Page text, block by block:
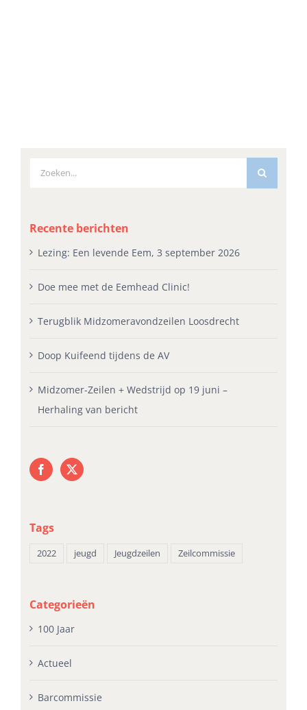
Zoeken
Recente berichten
Lezing: Een levende Eem, 3 september 2026
Doe mee met de Eemhead Clinic!
Terugblik Midzomeravondzeilen Loosdrecht
Doop Kuifeend tijdens de AV
Midzomer-Zeilen + Wedstrijd op 19 juni –
Herhaling van bericht
Tags
2022 jeugd Jeugdzeilen Zeilcommissie
Categorieën
100 Jaar
Actueel
Barcommissie